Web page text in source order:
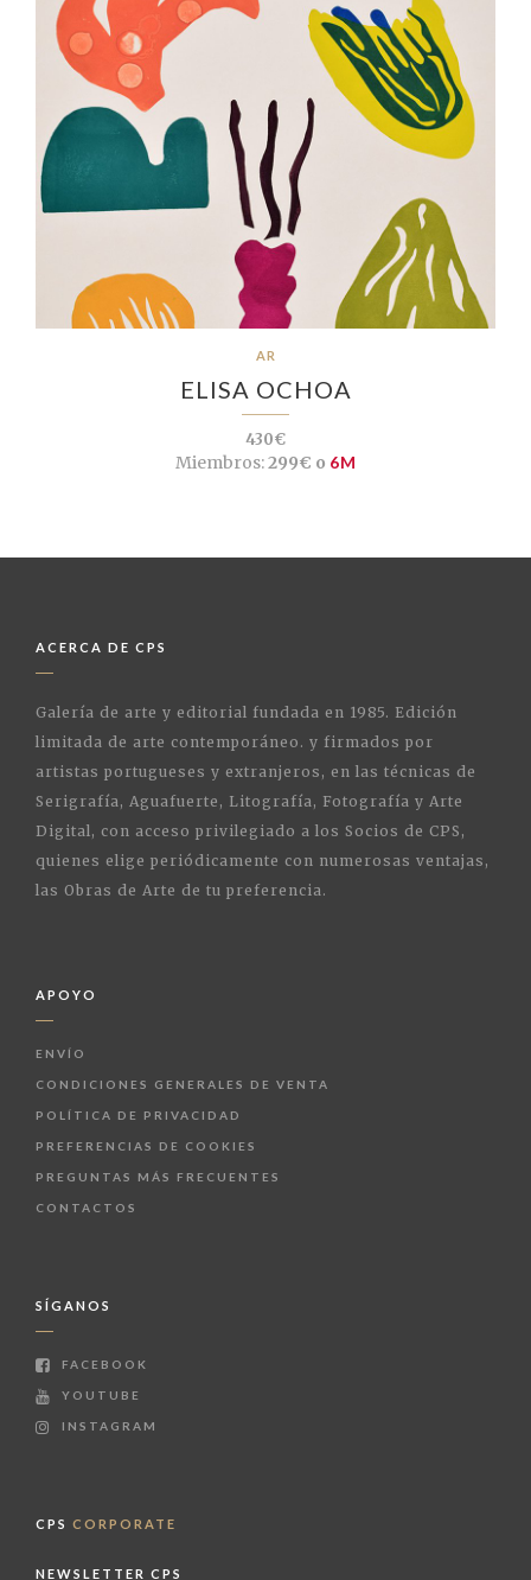
AR
ELISA OCHOA
430€
Miembros:299€ o 6M
ACERCA DE CPS
Galería de arte y editorial fundada en 1985. Edición
limitada de arte contemporáneo. y firmados por
artistas portugueses y extranjeros, en las técnicas de
Serigrafía, Aguafuerte, Litografía, Fotografía y Arte
Digital, con acceso privilegiado a los Socios de CPS,
quienes elige periódicamente con numerosas ventajas,
las Obras de Arte de tu preferencia.
APOYO
ENVÍO
CONDICIONES GENERALES DE VENTA
POLÍTICA DE PRIVACIDAD
PREFERENCIAS DE COOKIES
PREGUNTAS MÁS FRECUENTES
CONTACTOS
SÍGANOS
FACEBOOK
YOUTUBE
INSTAGRAM
CPS CORPORATE
NEWSLETTER CPS